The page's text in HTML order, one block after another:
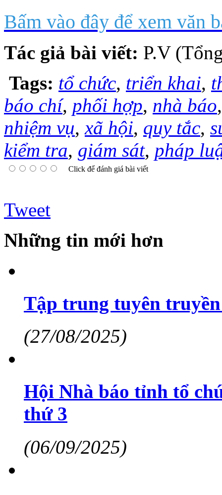
Bấm vào đây để xem văn
Tác giả bài viết: P.V
Tags: tổ chức, triển khai,
báo chí, phối hợp, nhà báo
nhiệm vụ,xã hội, quy tắc,
kiểm tra, giám sát, pháp
Click để đánh giá bài viết
Tweet
Những tin mới hơn
Tập trung tuyên
(27/08/2025)
Hội Nhà báo tỉnh tổ
thứ 3
(06/09/2025)